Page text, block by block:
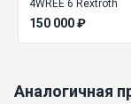
4WREE 6 Rextroth
150 000 ₽
Аналогичная